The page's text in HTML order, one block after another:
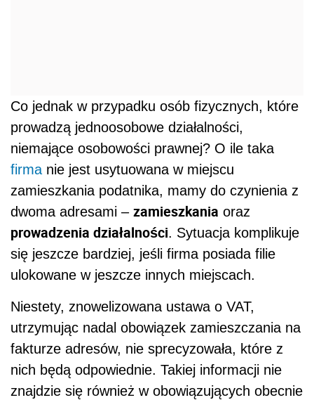
Co jednak w przypadku osób fizycznych, które
prowadzą jednoosobowe działalności,
niemające osobowości prawnej? O ile taka
firma nie jest usytuowana w miejscu
zamieszkania podatnika, mamy do czynienia z
dwoma adresami – zamieszkania oraz
prowadzenia działalności. Sytuacja komplikuje
się jeszcze bardziej, jeśli firma posiada filie
ulokowane w jeszcze innych miejscach.
Niestety, znowelizowana ustawa o VAT,
utrzymując nadal obowiązek zamieszczania na
fakturze adresów, nie sprecyzowała, które z
nich będą odpowiednie. Takiej informacji nie
znajdzie się również w obowiązujących obecnie